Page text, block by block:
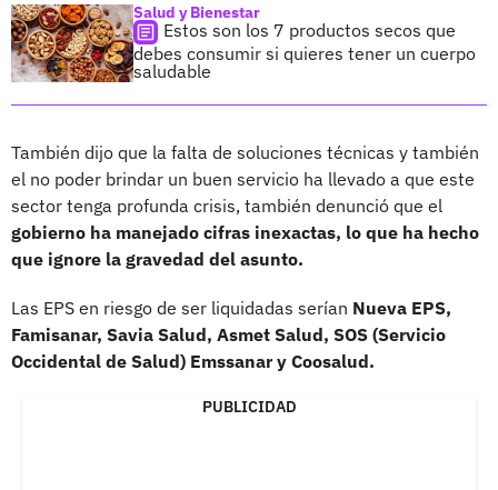
Salud y Bienestar
Estos son los 7 productos secos que
debes consumir si quieres tener un cuerpo
saludable
También dijo que la falta de soluciones técnicas y también
el no poder brindar un buen servicio ha llevado a que este
sector tenga profunda crisis, también denunció que el
gobierno ha manejado cifras inexactas, lo que ha hecho
que ignore la gravedad del asunto.
Las EPS en riesgo de ser liquidadas serían Nueva EPS,
Famisanar, Savia Salud, Asmet Salud, SOS (Servicio
Occidental de Salud) Emssanar y Coosalud.
PUBLICIDAD